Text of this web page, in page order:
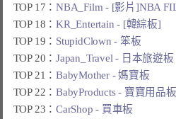
TOP 17：NBA_Film - [影片]NBA
TOP 18：KR_Entertain - [韓綜板]
TOP 19： StupidClown - 笨板
TOP 20：Japan_Travel - 日本旅遊板
TOP 21：BabyMother - 媽寶板
TOP 22：BabyProducts - 寶寶用品板
TOP 23：CarShop - 買車板